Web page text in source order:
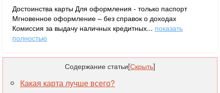
Достоинства карты Для оформления - только паспорт
Мгновенное оформление – без справок о доходах
Комиссия за выдачу наличных кредитных... показать
полностью
Содержание статьи[Скрыть]
Какая карта лучше всего?